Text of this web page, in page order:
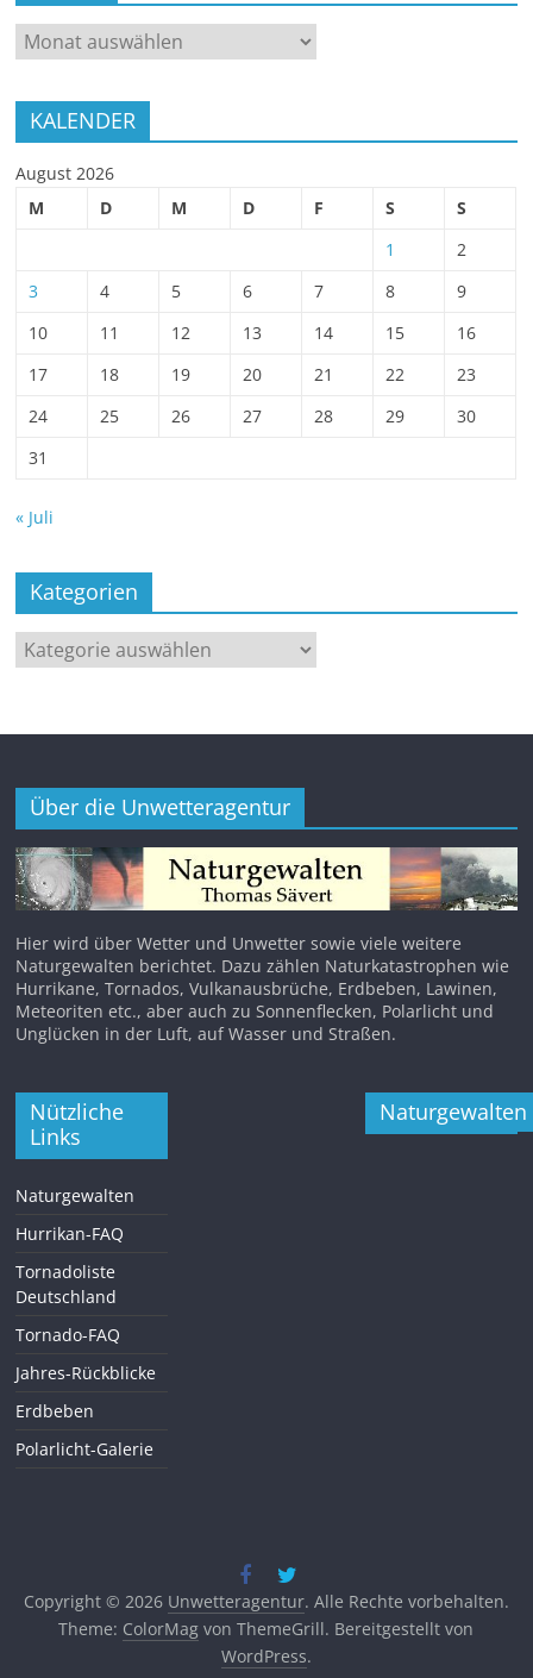
ARCHIV
KALENDER
August 2026
M
D M D F S
S
1
2
3
4 5 6 7 8
9
10
11 12 13 14 15
16
17
18 19 20 21 22
23
24
25 26 27 28 29
30
31
« Juli
Kategorien
Kategorien
Über die Unwetteragentur
Hier wird über Wetter und Unwetter sowie viele weitere
Naturgewalten berichtet. Dazu zählen Naturkatastrophen wie
Hurrikane, Tornados, Vulkanausbrüche, Erdbeben, Lawinen,
Meteoriten etc., aber auch zu Sonnenflecken, Polarlicht und
Unglücken in der Luft, auf Wasser und Straßen.
Nützliche
Links
Naturgewalten
Hurrikan-FAQ
Tornadoliste
Deutschland
Tornado-FAQ
Jahres-Rückblicke
Erdbeben
Polarlicht-Galerie
Naturgewalten
Copyright © 2026 Unwetteragentur. Alle Rechte vorbehalten.
Theme: ColorMag von ThemeGrill. Bereitgestellt von
WordPress.